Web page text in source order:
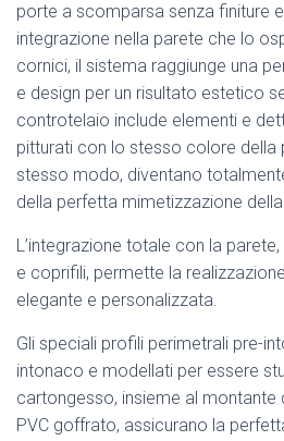
porte a scomparsa senza finiture
integrazione nella parete che lo
cornici, il sistema raggiunge una
e design per un risultato estetico
controtelaio include elementi e
pitturati con lo stesso colore della
stesso modo, diventano
della perfetta mimetizzazione
L’integrazione totale con la
e coprifili, permette la
elegante e personalizzata.
Gli speciali profili perimetrali pre-
intonaco e modellati per essere
cartongesso, insieme al montante
PVC goffrato, assicurano la